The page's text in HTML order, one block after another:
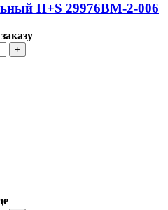
H+S 29976BM-2-006
+